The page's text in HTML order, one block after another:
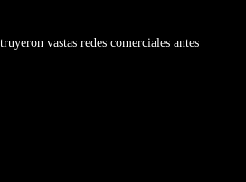
vastas redes comerciales antes